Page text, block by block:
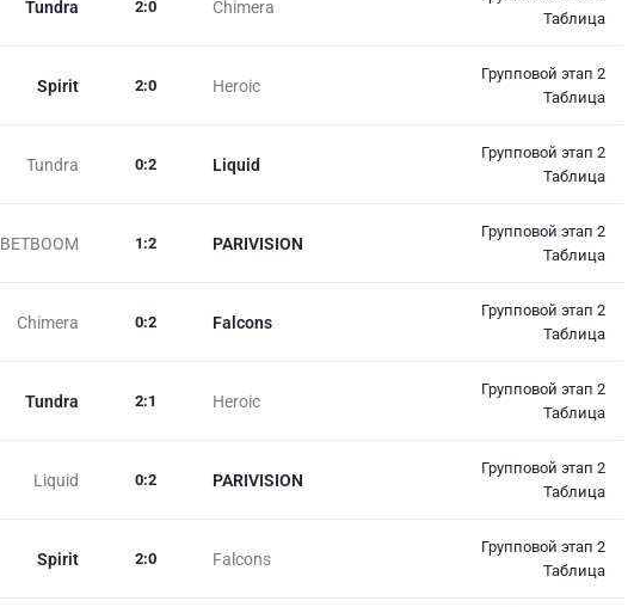
Tundra Chimera
2:0
Таблица
Spirit Heroic
2:0
Групповой этап 2
Таблица
Tundra Liquid
0:2
Групповой этап 2
Таблица
BETBOOM PARIVISION
1 :2
Групповой этап 2
Таблица
Chimera Falcons
0:2
Групповой этап 2
Таблица
Tundra Heroic
2:1
Групповой этап 2
Таблица
Liquid PARIVISION
0:2
Групповой этап 2
Таблица
Spirit Falcons
2:0
Групповой этап 2
Таблица